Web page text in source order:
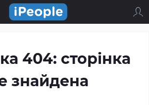
404: сторінка
знайдена